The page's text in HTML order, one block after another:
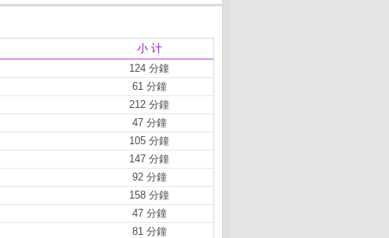
小 计
124 分鐘
61 分鐘
212 分鐘
47 分鐘
105 分鐘
147 分鐘
92 分鐘
158 分鐘
47 分鐘
81 分鐘